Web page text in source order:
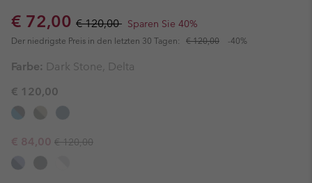
Sale price:
€ 72,00 Regular price:
€ 120,00 Sparen Sie 40%
Der niedrigste Preis in den letzten 30 Tagen: € 120,00 -40%
Farbe: Dark Stone, Delta
€ 120,00
Sale price:
€ 84,00 Regular price:
€ 120,00